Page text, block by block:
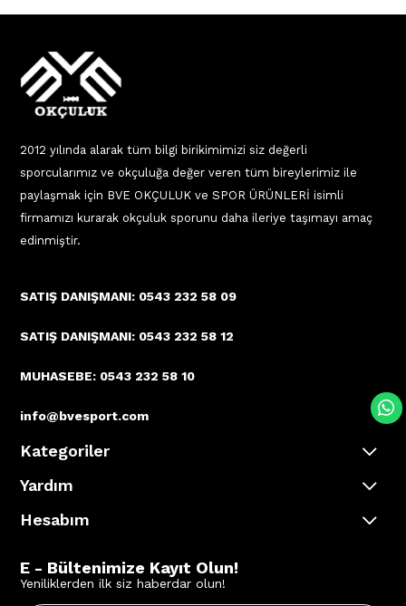
2012 yılında alarak tüm bilgi birikimimizi siz değerli
sporcularımız ve okçuluğa değer veren tüm bireylerimiz ile
paylaşmak için BVE OKÇULUK ve SPOR ÜRÜNLERİ isimli
firmamızı kurarak okçuluk sporunu daha ileriye taşımayı amaç
edinmiştir.
SATIŞ DANIŞMANI: 0543 232 58 09
SATIŞ DANIŞMANI: 0543 232 58 12
MUHASEBE: 0543 232 58 10
info@bvesport.com
Kategoriler
Yardım
Hesabım
E - Bültenimize Kayıt Olun!
Yeniliklerden ilk siz haberdar olun!